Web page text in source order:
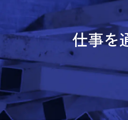
仕事を